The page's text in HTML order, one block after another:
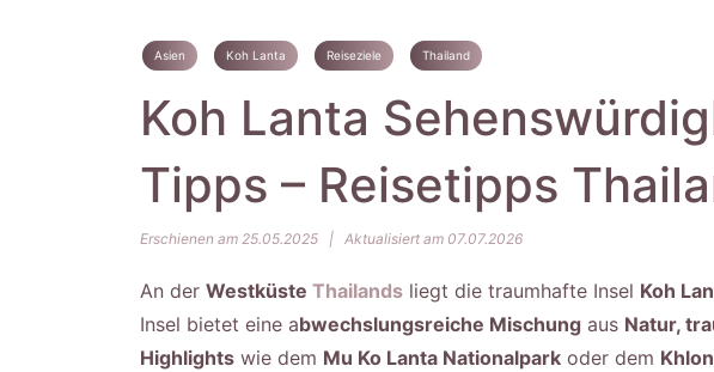
Asien Koh Lanta Reiseziele Thailand
Koh Lanta
Tipps – Reisetipps
Erschienen am 25.05.2025 | Aktualisiert am 07.07.2026
An der Westküste Thailands liegt die traumhafte Insel Koh
Insel bietet eine abwechslungsreiche Mischung aus Natur,
Highlights wie dem Mu Ko Lanta Nationalpark oder dem